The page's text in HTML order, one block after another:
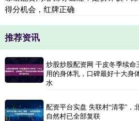
得分机会，红牌正确
推荐资讯
炒股炒股配资网 干皮冬季续
用的身体乳，口碑最好十大身
水
配资平台实盘 失联村“清零”，
自然村已全部复联